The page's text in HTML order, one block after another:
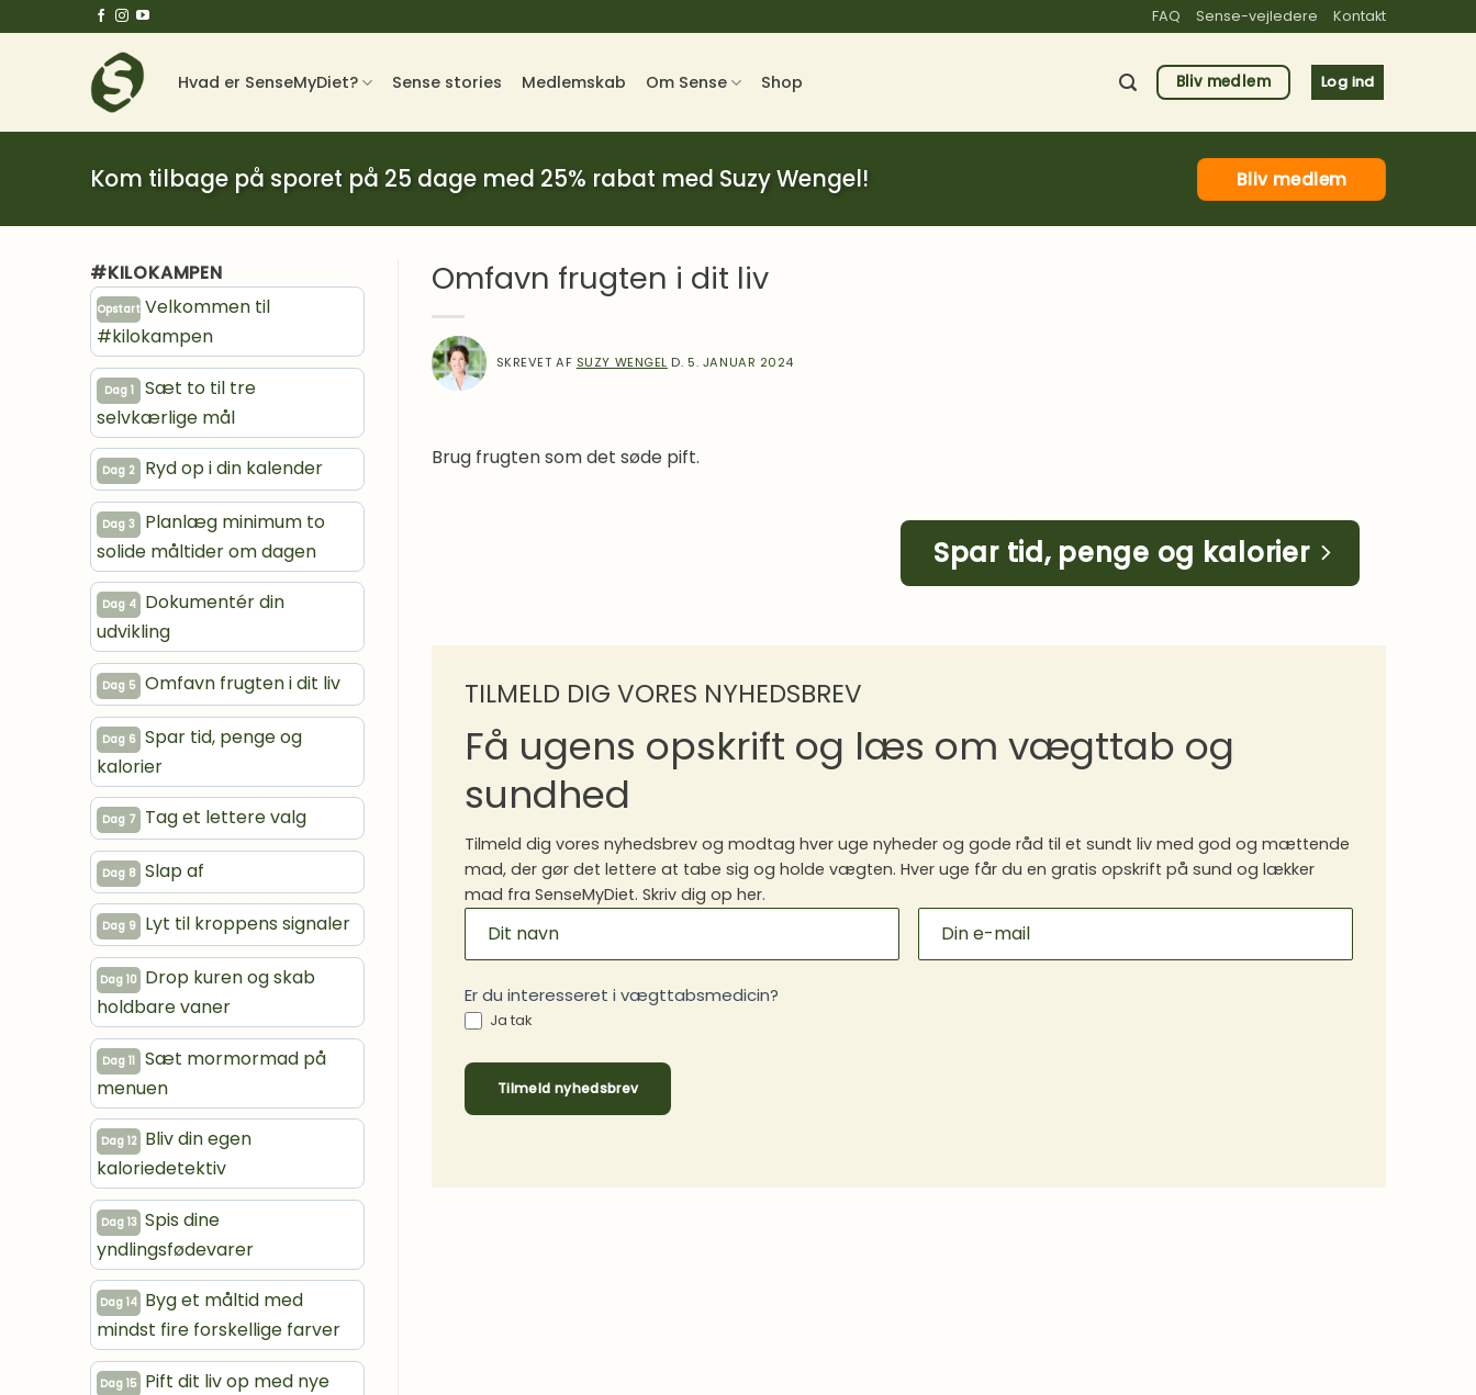
til
FAQ Sense-vejledere Kontakt
Hvad er SenseMyDiet? Sense stories Medlemskab Om Sense Shop Bliv medlem Log ind
Kom tilbage på sporet på 25 dage med 25% rabat med Suzy Wengel! Bliv medlem
#KILOKAMPEN
Opstart Velkommen til
#kilokampen
Dag 1
Sæt to til tre
selvkærlige mål
Dag 2 Ryd op i din kalender
Dag 3
Planlæg minimum to
solide måltider om dagen
Dag 4
Dokumentér din
udvikling
Dag 5 Omfavn frugten i dit liv
Dag 6
Spar tid, penge og
kalorier
Dag 7 Tag et lettere valg
Dag 8 Slap af
Dag 9 Lyt til kroppens signaler
Dag 10
Drop kuren og skab
holdbare vaner
Dag 11
Sæt mormormad på
menuen
Dag 12
Bliv din egen
kaloriedetektiv
Dag 13 Spis dine
yndlingsfødevarer
Dag 14
Byg et måltid med
mindst fire forskellige farver
Dag 15
Pift dit liv op med nye
Omfavn frugten i dit liv
SKREVET AF SUZY WENGEL D.5. JANUAR 2024
Brug frugten som det søde pift.
Spar tid, penge og kalorier
TILMELD DIG VORES NYHEDSBREV
Få ugens opskrift og læs om vægttab og
sundhed
Tilmeld dig vores nyhedsbrev og modtag hver uge nyheder og gode råd til et sundt liv med god og mættende
mad, der gør det lettere at tabe sig og holde vægten. Hver uge får du en gratis opskrift på sund og lækker
mad fra SenseMyDiet. Skriv dig op her.
MAILCHIMP
SIGNUP
Er du interesseret i vægttabsmedicin?
Ja tak
Tilmeld nyhedsbrev